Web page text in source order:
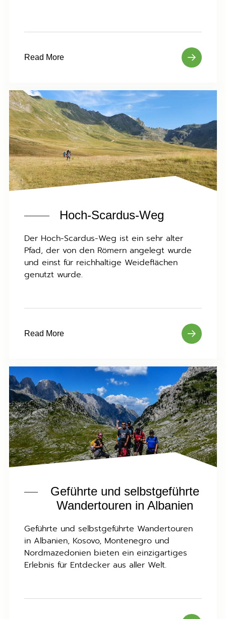
Read More
Hoch-Scardus-Weg
Der Hoch-Scardus-Weg ist ein sehr alter
Pfad, der von den Römern angelegt wurde
und einst für reichhaltige Weideflächen
genutzt wurde.
Read More
Geführte und selbstgeführte
Wandertouren in Albanien
Geführte und selbstgeführte Wandertouren
in Albanien, Kosovo, Montenegro und
Nordmazedonien bieten ein einzigartiges
Erlebnis für Entdecker aus aller Welt.